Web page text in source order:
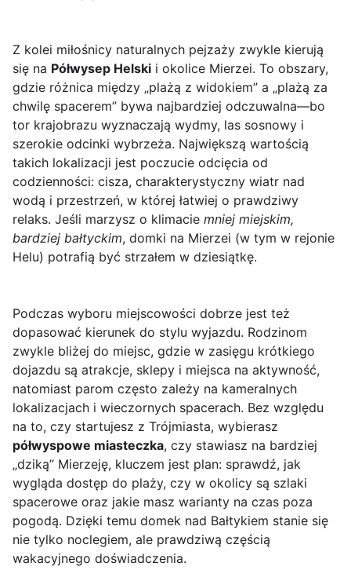
Z kolei miłośnicy naturalnych pejzaży zwykle kierują
się na Półwysep Helski i okolice Mierzei. To obszary,
gdzie różnica między „plażą z widokiem” a „plażą za
chwilę spacerem” bywa najbardziej odczuwalna—bo
tor krajobrazu wyznaczają wydmy, las sosnowy i
szerokie odcinki wybrzeża. Największą wartością
takich lokalizacji jest poczucie odcięcia od
codzienności: cisza, charakterystyczny wiatr nad
wodą i przestrzeń, w której łatwiej o prawdziwy
relaks. Jeśli marzysz o klimacie mniej miejskim,
bardziej bałtyckim, domki na Mierzei (w tym w rejonie
Helu) potrafią być strzałem w dziesiątkę.
Podczas wyboru miejscowości dobrze jest też
dopasować kierunek do stylu wyjazdu. Rodzinom
zwykle bliżej do miejsc, gdzie w zasięgu krótkiego
dojazdu są atrakcje, sklepy i miejsca na aktywność,
natomiast parom często zależy na kameralnych
lokalizacjach i wieczornych spacerach. Bez względu
na to, czy startujesz z Trójmiasta, wybierasz
półwyspowe miasteczka, czy stawiasz na bardziej
„dziką” Mierzeję, kluczem jest plan: sprawdź, jak
wygląda dostęp do plaży, czy w okolicy są szlaki
spacerowe oraz jakie masz warianty na czas poza
pogodą. Dzięki temu domek nad Bałtykiem stanie się
nie tylko noclegiem, ale prawdziwą częścią
wakacyjnego doświadczenia.